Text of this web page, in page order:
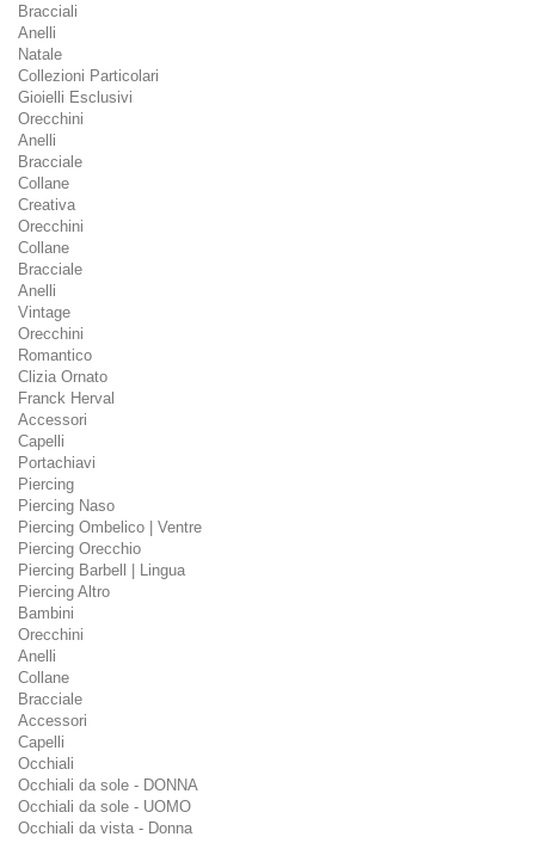
Bracciali
Anelli
Natale
Collezioni Particolari
Gioielli Esclusivi
Orecchini
Anelli
Bracciale
Collane
Creativa
Orecchini
Collane
Bracciale
Anelli
Vintage
Orecchini
Romantico
Clizia Ornato
Franck Herval
Accessori
Capelli
Portachiavi
Piercing
Piercing Naso
Piercing Ombelico | Ventre
Piercing Orecchio
Piercing Barbell | Lingua
Piercing Altro
Bambini
Orecchini
Anelli
Collane
Bracciale
Accessori
Capelli
Occhiali
Occhiali da sole - DONNA
Occhiali da sole - UOMO
Occhiali da vista - Donna